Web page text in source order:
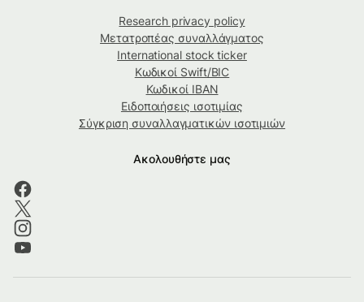
Research privacy policy
Μετατροπέας συναλλάγματος
International stock ticker
Κωδικοί Swift/BIC
Κωδικοί IBAN
Ειδοποιήσεις ισοτιμίας
Σύγκριση συναλλαγματικών ισοτιμιών
Ακολουθήστε μας